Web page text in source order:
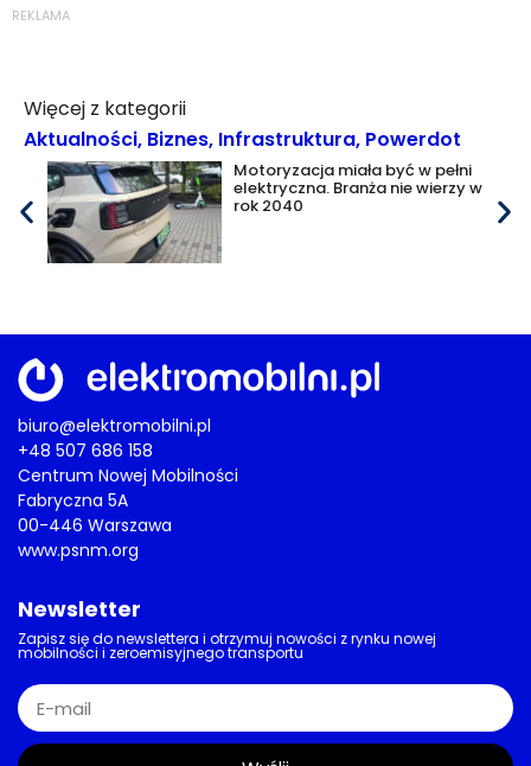
REKLAMA
Więcej z kategorii
Aktualności, Biznes, Infrastruktura, Powerdot
Motoryzacja miała być w pełni
elektryczna. Branża nie wierzy w
rok 2040
biuro@elektromobilni.pl
+48 507 686 158
Centrum Nowej Mobilności
Fabryczna 5A
00-446 Warszawa
www.psnm.org
Newsletter
Zapisz się do newslettera i otrzymuj nowości z rynku nowej
mobilności i zeroemisyjnego transportu